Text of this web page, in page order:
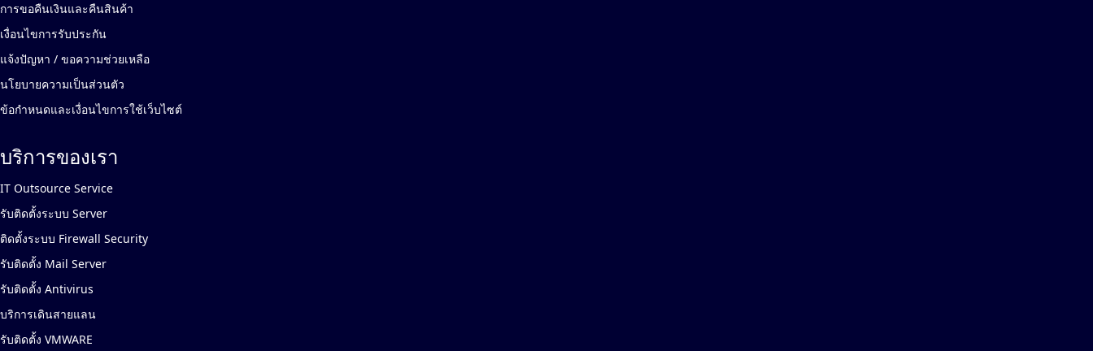
การขอคืนเงินและคืนสินค้า
เงื่อนไขการรับประกัน
แจ้งปัญหา / ขอความช่วยเหลือ
นโยบายความเป็นส่วนตัว
ข้อกำหนดและเงื่อนไขการใช้เว็บไซต์
บริการของเรา
IT Outsource Service
รับติดตั้งระบบ Server
ติดตั้งระบบ Firewall Security
รับติดตั้ง Mail Server
รับติดตั้ง Antivirus
บริการเดินสายแลน
รับติดตั้ง VMWARE